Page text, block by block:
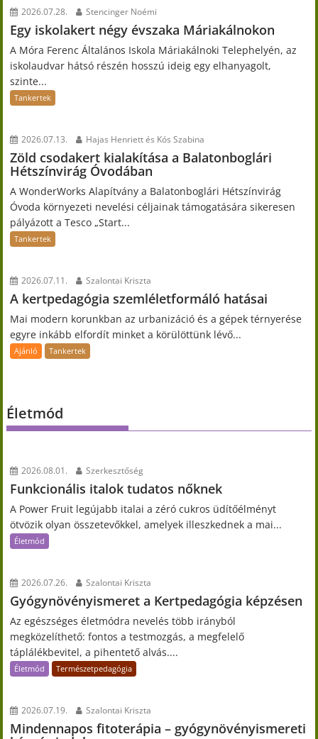
2026.07.28. Stencinger Noémi
Egy iskolakert négy évszaka Máriakálnokon
A Móra Ferenc Általános Iskola Máriakálnoki Telephelyén, az
iskolaudvar hátsó részén hosszú ideig egy elhanyagolt,
szinte...
Tankertek
2026.07.13. Hajas Henriett és Kós Szabina
Zöld csodakert kialakítása a Balatonboglári
Hétszínvirág Óvodában
A WonderWorks Alapítvány a Balatonboglári Hétszínvirág
Óvoda környezeti nevelési céljainak támogatására sikeresen
pályázott a Tesco „Start...
Tankertek
2026.07.11. Szalontai Kriszta
A kertpedagógia szemléletformáló hatásai
Mai modern korunkban az urbanizáció és a gépek térnyerése
egyre inkább elfordít minket a körülöttünk lévő...
Ajánló Tankertek
Életmód
2026.08.01. Szerkesztőség
Funkcionális italok tudatos nőknek
A Power Fruit legújabb italai a zéró cukros üdítőélményt
ötvözik olyan összetevőkkel, amelyek illeszkednek a mai...
Életmód
2026.07.26. Szalontai Kriszta
Gyógynövényismeret a Kertpedagógia képzésen
Az egészséges életmódra nevelés több irányból
megközelíthető: fontos a testmozgás, a megfelelő
táplálékbevitel, a pihentető alvás....
Életmód Természetpedagógia
2026.07.19. Szalontai Kriszta
Mindennapos fitoterápia – gyógynövényismereti